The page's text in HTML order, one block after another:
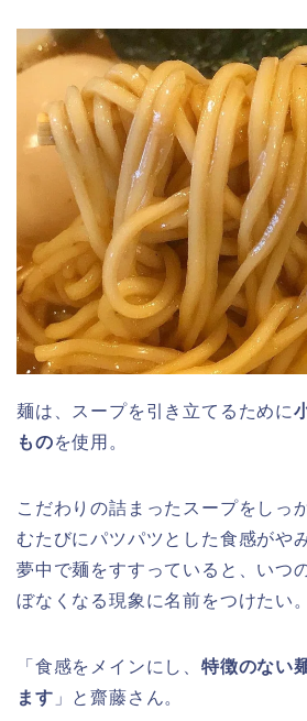
麺は、スープを引き立てるために
ものを使用。
こだわりの詰まったスープをしっ
むたびにパツパツとした食感がや
夢中で麺をすすっていると、いつ
ぼなくなる現象に名前をつけたい。
「食感をメインにし、 特徴のない
ます 」と齋藤さん。